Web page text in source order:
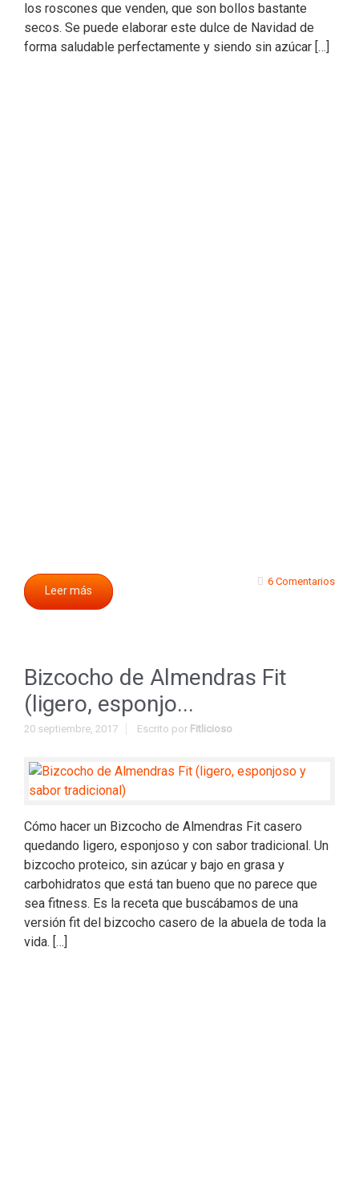
los roscones que venden, que son bollos bastante
secos. Se puede elaborar este dulce de Navidad de
forma saludable perfectamente y siendo sin azúcar […]
Leer más
6 Comentarios
Bizcocho de Almendras Fit
(ligero, esponjo...
20 septiembre, 2017 Escrito por Fitlicioso
Cómo hacer un Bizcocho de Almendras Fit casero
quedando ligero, esponjoso y con sabor tradicional. Un
bizcocho proteico, sin azúcar y bajo en grasa y
carbohidratos que está tan bueno que no parece que
sea fitness. Es la receta que buscábamos de una
versión fit del bizcocho casero de la abuela de toda la
vida. […]